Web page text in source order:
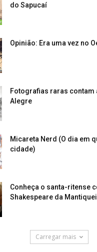
do Sapucaí
Opinião: Era uma vez no
Fotografias raras contam
Alegre
Micareta Nerd (O dia em
cidade)
Conheça o santa-ritense
Shakespeare da
Carregar mais